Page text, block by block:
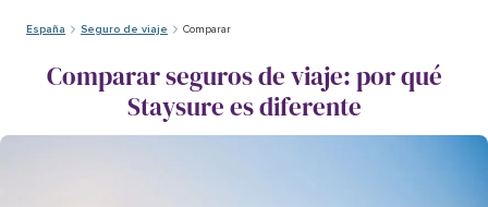
España Seguro de viaje Comparar
Comparar seguros de viaje: por qué
Staysure es diferente